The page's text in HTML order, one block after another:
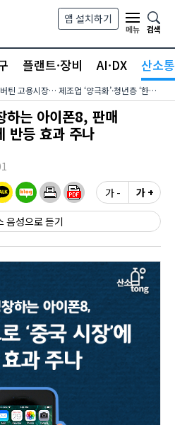
앱 설치하기
메뉴
검색
플랜트·장비 AI·DX 산소통
[15:30] K-푸드·조선업이 버틴 고용시장… 제조업 ‘양극화’·청년층 ‘한파’ 지속
하는 아이폰8, 판매
반등 효과 주나
음성
가 - 가 +